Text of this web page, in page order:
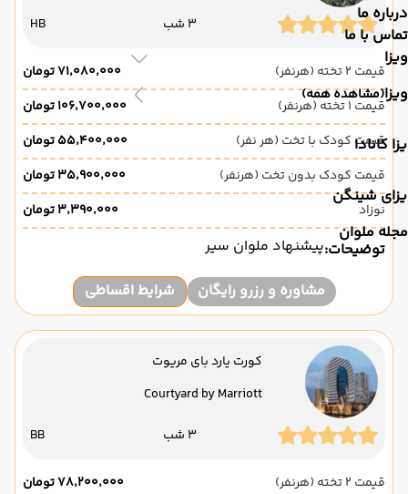
درباره ما
تماس با ما
ویزا
ویزا(مشاهده همه)
کانادا
شینگن
مجله ملوان
3 شب HB
قیمت 2 تخته (هرنفر)
۷۱٬۰۸۰٬۰۰۰ تومان
قیمت 1 تخته (هرنفر)
۱۰۶٬۷۰۰٬۰۰۰ تومان
قیمت کودک با تخت (هر نفر)
۵۵٬۴۰۰٬۰۰۰ تومان
قیمت کودک بدون تخت (هرنفر)
۳۵٬۹۰۰٬۰۰۰ تومان
نوزاد
۳٬۳۹۰٬۰۰۰ تومان
توضیحات:پیشنهاد ملوان سیر
مشاوره و رزرو رایگان
شرایط اقساطی
کورت یارد بای مریوت
Courtyard by Marriott
3 شب BB
قیمت 2 تخته (هرنفر)
۷۸٬۲۰۰٬۰۰۰ تومان